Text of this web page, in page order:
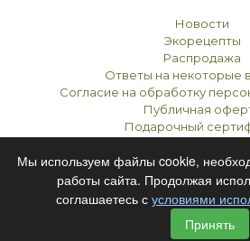
Новости
Экорецепты
Распродажа
Ответы на некоторые
Согласие на обработку
Публичная
Подарочный
ЭКОСТОРИЯ
Мы используем файлы cookie,
работы сайта. Продолжая
соглашаетесь с условиями
Принять